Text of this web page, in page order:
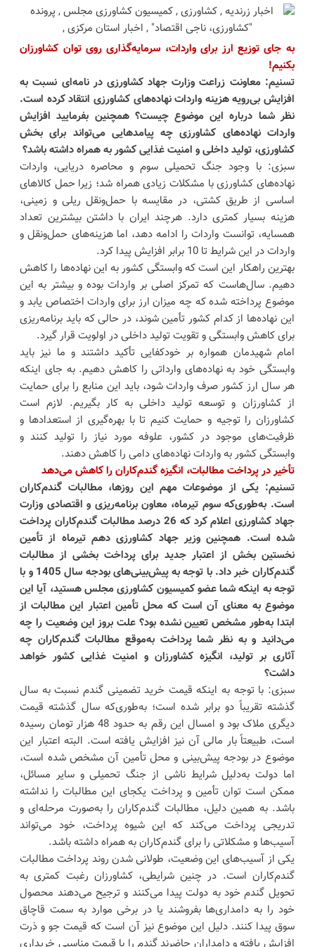
به جای توزیع ارز برای واردات، سرمایه‌گذاری روی توان کشاورزان
بکنیم!
تسنیم: معاونت زراعت وزارت جهاد کشاورزی در نامه‌ای نسبت به
افزایش بی‌رویه هزینه واردات نهاده‌های کشاورزی انتقاد کرده است.
نظر شما درباره این موضوع چیست؟ همچنین بفرمایید افزایش
واردات نهاده‌های کشاورزی چه پیامدهایی می‌تواند برای بخش
کشاورزی، تولید داخلی و امنیت غذایی کشور به همراه داشته باشد؟
سبزی: با وجود جنگ تحمیلی سوم و محاصره دریایی، واردات
نهاده‌های کشاورزی با مشکلات زیادی همراه شد؛ زیرا حمل کالاهای
اساسی از طریق کشتی، در مقایسه با حمل‌ونقل ریلی و زمینی،
هزینه بسیار کمتری دارد. هرچند ایران با داشتن بیشترین تعداد
همسایه، توانست واردات را ادامه دهد، اما هزینه‌های حمل‌ونقل و
واردات در این شرایط تا 10 برابر افزایش پیدا کرد.
بهترین راهکار این است که وابستگی کشور به این نهاده‌ها را کاهش
دهیم. سال‌هاست که تمرکز اصلی بر واردات بوده و بیشتر به این
موضوع پرداخته شده که چه میزان ارز برای واردات اختصاص یابد و
این نهاده‌ها از کدام کشور تأمین شوند، در حالی که باید برنامه‌ریزی
برای کاهش وابستگی و تقویت تولید داخلی در اولویت قرار گیرد.
امام شهیدمان همواره بر خودکفایی تأکید داشتند و ما نیز باید
وابستگی خود به نهاده‌های وارداتی را کاهش دهیم. به جای اینکه
هر سال ارز کشور صرف واردات شود، باید این منابع را برای حمایت
از کشاورزان و توسعه تولید داخلی به کار بگیریم. لازم است
کشاورزان را توجیه و حمایت کنیم تا با بهره‌گیری از استعدادها و
ظرفیت‌های موجود در کشور، علوفه مورد نیاز را تولید کنند و
وابستگی کشور به واردات نهاده‌های دامی را کاهش دهند.
تأخیر در پرداخت مطالبات، انگیزه گندم‌کاران را کاهش می‌دهد
تسنیم: یکی از موضوعات مهم این روزها، مطالبات گندم‌کاران
است. به‌طوری‌که سوم تیرماه، معاون برنامه‌ریزی و اقتصادی وزارت
جهاد کشاورزی اعلام کرد که 26درصد مطالبات گندم‌کاران پرداخت
شده است. همچنین وزیر جهاد کشاورزی دهم تیرماه از تأمین
نخستین بخش از اعتبار جدید برای پرداخت بخشی از مطالبات
گندم‌کاران خبر داد. با توجه به پیش‌بینی‌های بودجه سال 1405 و با
توجه به اینکه شما عضو کمیسیون کشاورزی مجلس هستید، آیا این
موضوع به معنای آن است که محل تأمین اعتبار این مطالبات از
ابتدا به‌طور مشخص تعیین نشده بود؟ علت بروز این وضعیت را چه
می‌دانید و به نظر شما پرداخت به‌موقع مطالبات گندم‌کاران چه
آثاری بر تولید، انگیزه کشاورزان و امنیت غذایی کشور خواهد
داشت؟
سبزی: با توجه به اینکه قیمت خرید تضمینی گندم نسبت به سال
گذشته تقریباً دو برابر شده است؛ به‌طوری‌که سال گذشته قیمت
دیگری ملاک بود و امسال این رقم به حدود 48 هزار تومان رسیده
است، طبیعتاً بار مالی آن نیز افزایش یافته است. البته اعتبار این
موضوع در بودجه پیش‌بینی و محل تأمین آن مشخص شده است،
اما دولت به‌دلیل شرایط ناشی از جنگ تحمیلی و سایر مسائل،
ممکن است توان تأمین و پرداخت یکجای این مطالبات را نداشته
باشد. به همین دلیل، مطالبات گندم‌کاران را به‌صورت مرحله‌ای و
تدریجی پرداخت می‌کند که این شیوه پرداخت، خود می‌تواند
آسیب‌ها و مشکلاتی را برای گندم‌کاران به همراه داشته باشد.
یکی از آسیب‌های این وضعیت، طولانی شدن روند پرداخت مطالبات
گندم‌کاران است. در چنین شرایطی، کشاورزان رغبت کمتری به
تحویل گندم خود به دولت پیدا می‌کنند و ترجیح می‌دهند محصول
خود را به دامداری‌ها بفروشند یا در برخی موارد به سمت قاچاق
سوق پیدا کنند. دلیل این موضوع نیز آن است که قیمت جو و ذرت